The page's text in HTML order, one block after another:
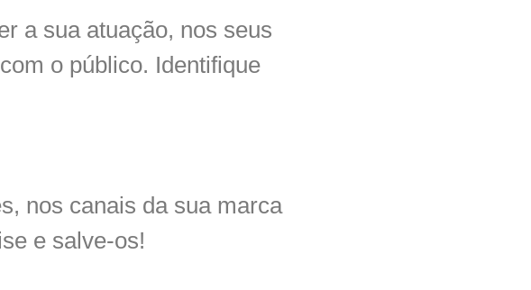
a sua atuação, nos seus
o público. Identifique
nos canais da sua marca
e salve-os!